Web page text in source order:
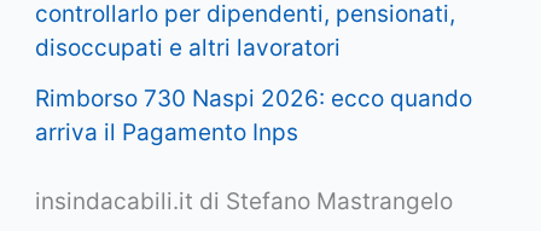
controllarlo per dipendenti, pensionati,
disoccupati e altri lavoratori
Rimborso 730 Naspi 2026: ecco quando
arriva il Pagamento Inps
insindacabili.it di Stefano Mastrangelo